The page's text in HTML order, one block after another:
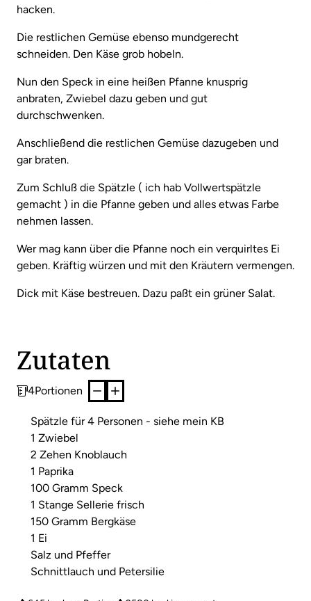
hacken.
Die restlichen Gemüse ebenso mundgerecht
schneiden. Den Käse grob hobeln.
Nun den Speck in eine heißen Pfanne knusprig
anbraten, Zwiebel dazu geben und gut
durchschwenken.
Anschließend die restlichen Gemüse dazugeben und
gar braten.
Zum Schluß die Spätzle ( ich hab Vollwertspätzle
gemacht ) in die Pfanne geben und alles etwas Farbe
nehmen lassen.
Wer mag kann über die Pfanne noch ein verquirltes Ei
geben. Kräftig würzen und mit den Kräutern vermengen.
Dick mit Käse bestreuen. Dazu paßt ein grüner Salat.
Zutaten
4Portionen
Spätzle für 4 Personen - siehe mein KB
1 Zwiebel
2 Zehen Knoblauch
1 Paprika
100 Gramm Speck
1 Stange Sellerie frisch
150 Gramm Bergkäse
1 Ei
Salz und Pfeffer
Schnittlauch und Petersilie